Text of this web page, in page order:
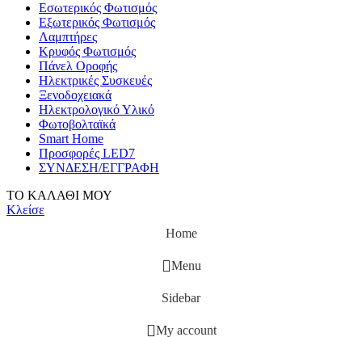
Εσωτερικός Φωτισμός
Εξωτερικός Φωτισμός
Λαμπτήρες
Κρυφός Φωτισμός
Πάνελ Οροφής
Ηλεκτρικές Συσκευές
Ξενοδοχειακά
Ηλεκτρολογικό Υλικό
Φωτοβολταϊκά
Smart Home
Προσφορές LED7
ΣΥΝΔΕΣΗ/ΕΓΓΡΑΦΗ
ΤΟ ΚΑΛΑΘΙ ΜΟΥ
Κλείσε
Home
Menu
Sidebar
My account